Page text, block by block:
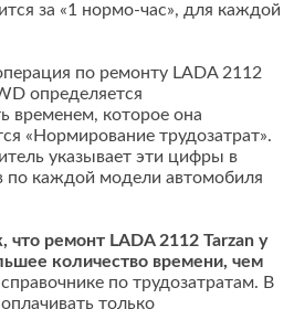
за «1 нормо-час», для каждой
по ремонту LADA 2112
определяется
временем, которое она
«Нормирование трудозатрат».
указывает эти цифры в
по каждой модели автомобиля
что ремонт LADA 2112 Tarzan у
количество времени, чем
по трудозатратам. В
только